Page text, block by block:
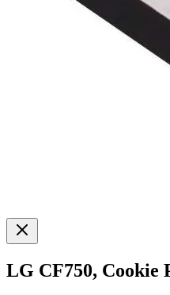
LG CF750, Cookie